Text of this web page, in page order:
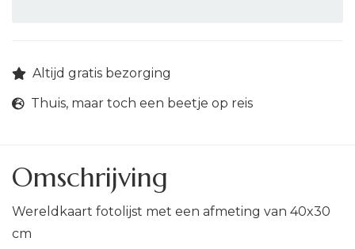
Altijd gratis bezorging
Thuis, maar toch een beetje op reis
Omschrijving
Wereldkaart fotolijst met een afmeting van 40x30
cm